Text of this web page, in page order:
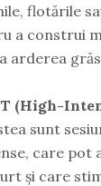
flotările
a construi
arderea
(High-
sunt
care pot
și care